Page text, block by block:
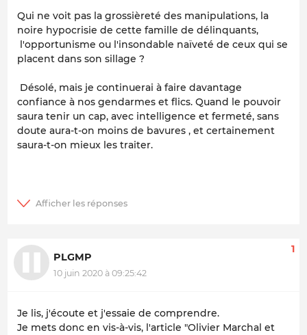
Qui ne voit pas la grossièreté des manipulations, la
noire hypocrisie de cette famille de délinquants,
l'opportunisme ou l'insondable naïveté de ceux qui se
placent dans son sillage ?
Désolé, mais je continuerai à faire davantage
confiance à nos gendarmes et flics. Quand le pouvoir
saura tenir un cap, avec intelligence et fermeté, sans
doute aura-t-on moins de bavures , et certainement
saura-t-on mieux les traiter.
PLGMP
10 juin 2020 à 09:25:42
1
Je lis, j'écoute et j'essaie de comprendre.
Je mets donc en vis-à-vis, l'article "Olivier Marchal et